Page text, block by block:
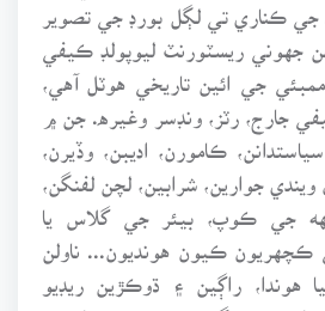
ڪناري تي لڳل بورڊ جي تصوير
ريسٽورنٽ ليوپولڊ ڪيفي
جي ائين تاريخي هوٽل آهي،
جارج، رٽز، ونڊسر وغيره. جن ۾
ڪامورن، اديبن، وڏيرن،
ويندي جوارين، شرابين، لچن لفنگن،
جي ڪوپ، بيئر جي گلاس يا
ڪيون هونديون... ناولن
راڳين ۽ ڌوڪڙين ريڊيو
شاعرن جي گيتن جون ڌنون ٺاهيون